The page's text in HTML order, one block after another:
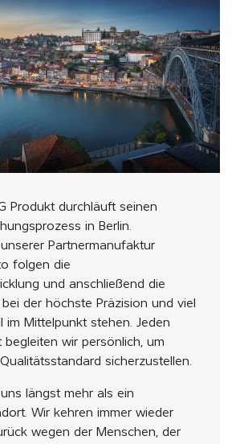
Produkt durchläuft seinen
in Berlin.
Partnermanufaktur
folgen die
und anschließend die
der höchste Präzision und viel
im Mittelpunkt stehen. Jeden
begleiten wir persönlich, um
sicherzustellen.
längst mehr als ein
Wir kehren immer wieder
wegen der Menschen, der